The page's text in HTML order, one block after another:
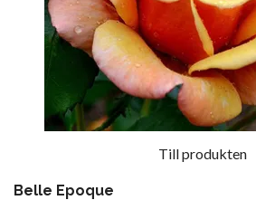
Till produkten
Belle Epoque